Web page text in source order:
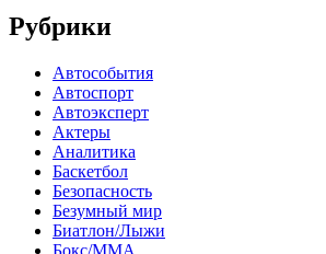
Рубрики
Автособытия
Автоспорт
Автоэксперт
Актеры
Аналитика
Баскетбол
Безопасность
Безумный мир
Биатлон/Лыжи
Бокс/MMA